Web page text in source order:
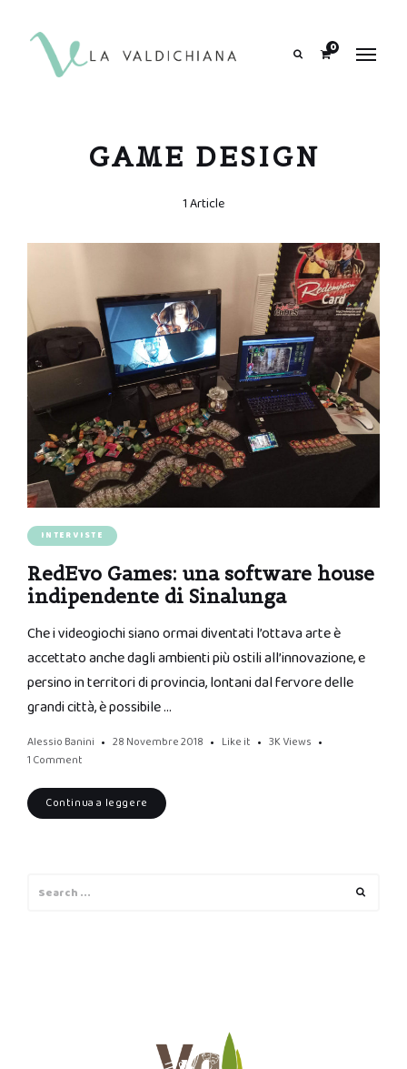
0
GAME DESIGN
1 Article
INTERVISTE
RedEvo Games: una software house
indipendente di Sinalunga
Che i videogiochi siano ormai diventati l’ottava arte è
accettato anche dagli ambienti più ostili all’innovazione, e
persino in territori di provincia, lontani dal fervore delle
grandi città, è possibile …
Alessio Banini 28 Novembre 2018 Like it 3K Views
1 Comment
Continua a leggere
for: